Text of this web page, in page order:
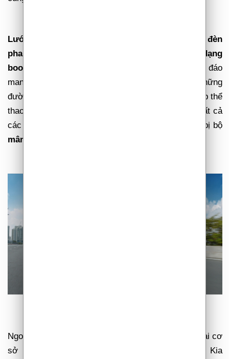
Lưới tản nhiệt mũi hổ dạng tràn viền nối liền dải đèn
pha dạng hình thoi và đèn định vị LED dạng
boomerang đặc trưng
, tạo nên diện mạo độc đáo
mang xu hướng tương lai. Hai bên hông xe là những
đường gân dập nổi khỏe khoắn, giúp tô thêm vẻ đẹp thể
thao, cụm đèn hậu LED được thiết kế góc cạnh. Tất cả
các phiên bản của
đều được trang bị bộ
mâm hợp kim 19” dạng lốc xoáy
Ngoài chiều dài tổng thể lên đến 4.660 mm, chiều dài cơ
sở lên đến 2.755 mm, chiều rộng 1.865 mm, Kia